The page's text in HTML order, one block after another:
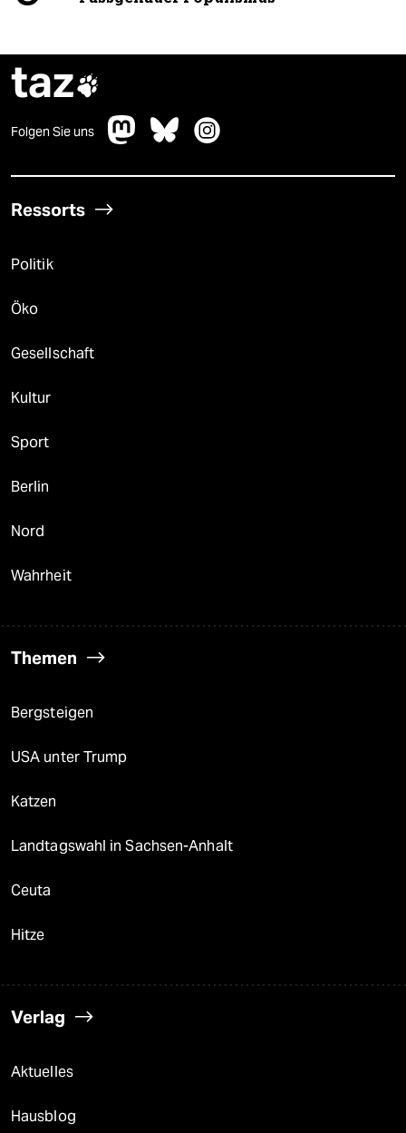
taz
Folgen Sie uns
Ressorts
Politik
Öko
Gesellschaft
Kultur
Sport
Berlin
Nord
Wahrheit
Themen
Bergsteigen
USA unter Trump
Katzen
Landtagswahl in Sachsen-Anhalt
Ceuta
Hitze
Verlag
Aktuelles
Hausblog